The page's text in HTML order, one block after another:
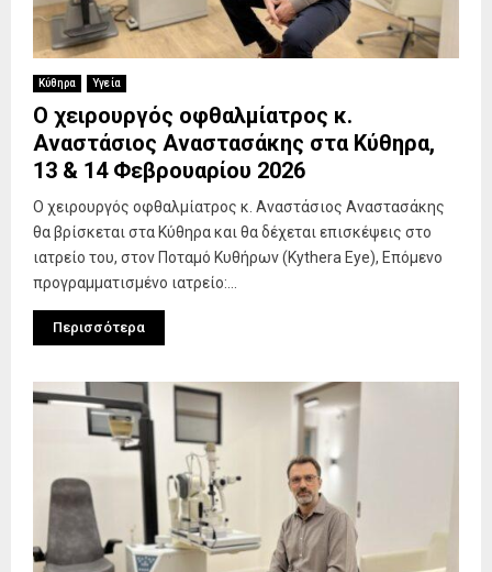
Κύθηρα Υγεία
Ο χειρουργός οφθαλμίατρος κ.
Αναστάσιος Αναστασάκης στα Κύθηρα,
13 & 14 Φεβρουαρίου 2026
Ο χειρουργός οφθαλμίατρος κ. Αναστάσιος Αναστασάκης
θα βρίσκεται στα Κύθηρα και θα δέχεται επισκέψεις στο
ιατρείο του, στον Ποταμό Κυθήρων (Kythera Eye), Επόμενο
προγραμματισμένο ιατρείο:...
Περισσότερα